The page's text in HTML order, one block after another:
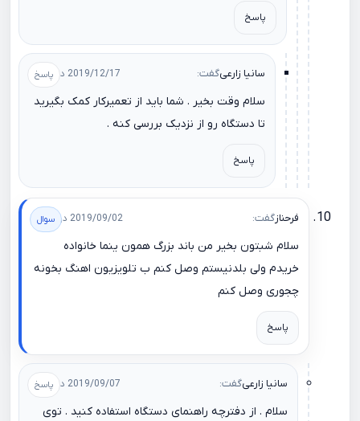
پاسخ
سانیا زارعیگفت: 2019/12/17 در 10:38
سلام وقت بخیر . شما باید از تعمیرکار کمک بگیرید
تا دستگاه رو از نزدیک بررسی کنه .
پاسخ
فرحنازگفت: 2019/09/02 در 01:07
سلام شبتون بخیر من باند بزرگ همون ینما خانواده
خریدم ولی بلدنیستم وصل کنم ب تلویزیون اهنگ بخونه
چجوری وصل کنم
پاسخ
سانیا زارعیگفت: 2019/09/07 در 10:50
سلام . از دفترچه راهنمای دستگاه استفاده کنید . توی